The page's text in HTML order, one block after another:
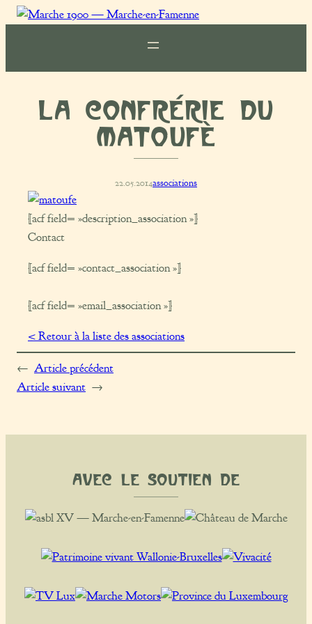
La Confrérie du
Matoufè
22.05.2014associations
[acf field= »description_association »]
Contact
[acf field= »contact_association »]
[acf field= »email_association »]
< Retour à la liste des associations
← Article précédent
Article suivant →
Avec le soutien de